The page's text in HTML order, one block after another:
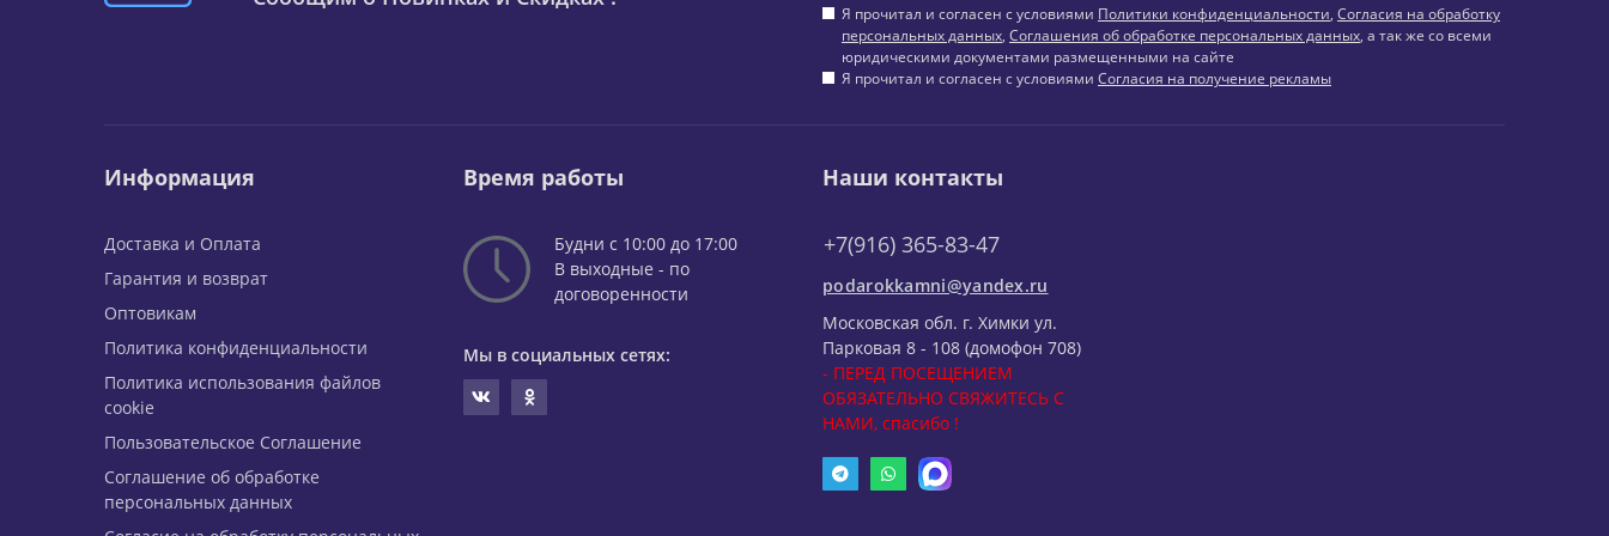
Я прочитал и согласен с условиями Политики конфиденциальности, Согласия на обработку
персональных данных, Соглашения об обработке персональных данных, а так же со всеми
юридическими документами размещенными на сайте
Я прочитал и согласен с условиями Согласия на получение рекламы
Информация
Доставка и Оплата
Гарантия и возврат
Оптовикам
Политика конфиденциальности
Политика использования файлов
cookie
Пользовательское Соглашение
Соглашение об обработке
персональных данных
Время работы
Будни с 10:00 до 17:00
В выходные - по
договоренности
Мы в социальных сетях:
Наши контакты
+7(916) 365-83-47
podarokkamni@yandex.ru
Московская обл. г. Химки ул.
Парковая 8 - 108 (домофон 708)
- ПЕРЕД ПОСЕЩЕНИЕМ
ОБЯЗАТЕЛЬНО СВЯЖИТЕСЬ С
НАМИ, спасибо !